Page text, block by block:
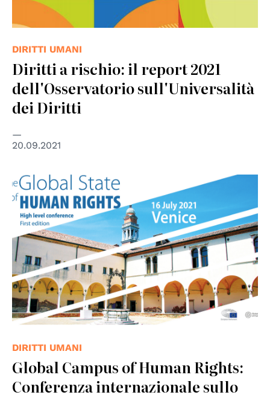
DIRITTI UMANI
Diritti a rischio: il report 2021
dell'Osservatorio sull'Universalità
dei Diritti
20.09.2021
DIRITTI UMANI
Global Campus of Human Rights:
Conferenza internazionale sullo